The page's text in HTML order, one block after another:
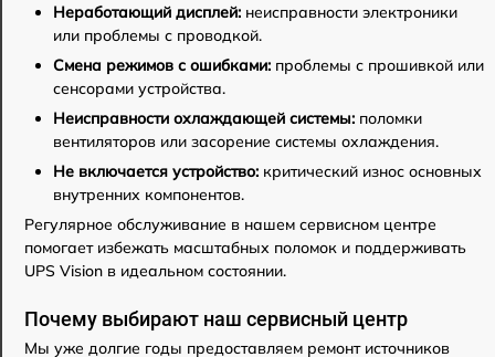
Неработающий дисплей: неисправности электроники
или проблемы с проводкой.
Смена режимов с ошибками: проблемы с прошивкой или
сенсорами устройства.
Неисправности охлаждающей системы: поломки
вентиляторов или засорение системы охлаждения.
Не включается устройство: критический износ основных
внутренних компонентов.
Регулярное обслуживание в нашем сервисном центре
помогает избежать масштабных поломок и поддерживать
UPS Vision в идеальном состоянии.
Почему выбирают наш сервисный центр
Мы уже долгие годы предоставляем ремонт источников